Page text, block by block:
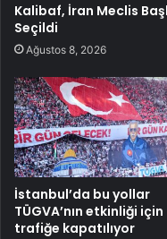
Kalibaf, İran Meclis
Seçildi
Ağustos 8, 2026
İstanbul’da bu yollar
TÜGVA’nın etkinliği için
trafiğe kapatılıyor